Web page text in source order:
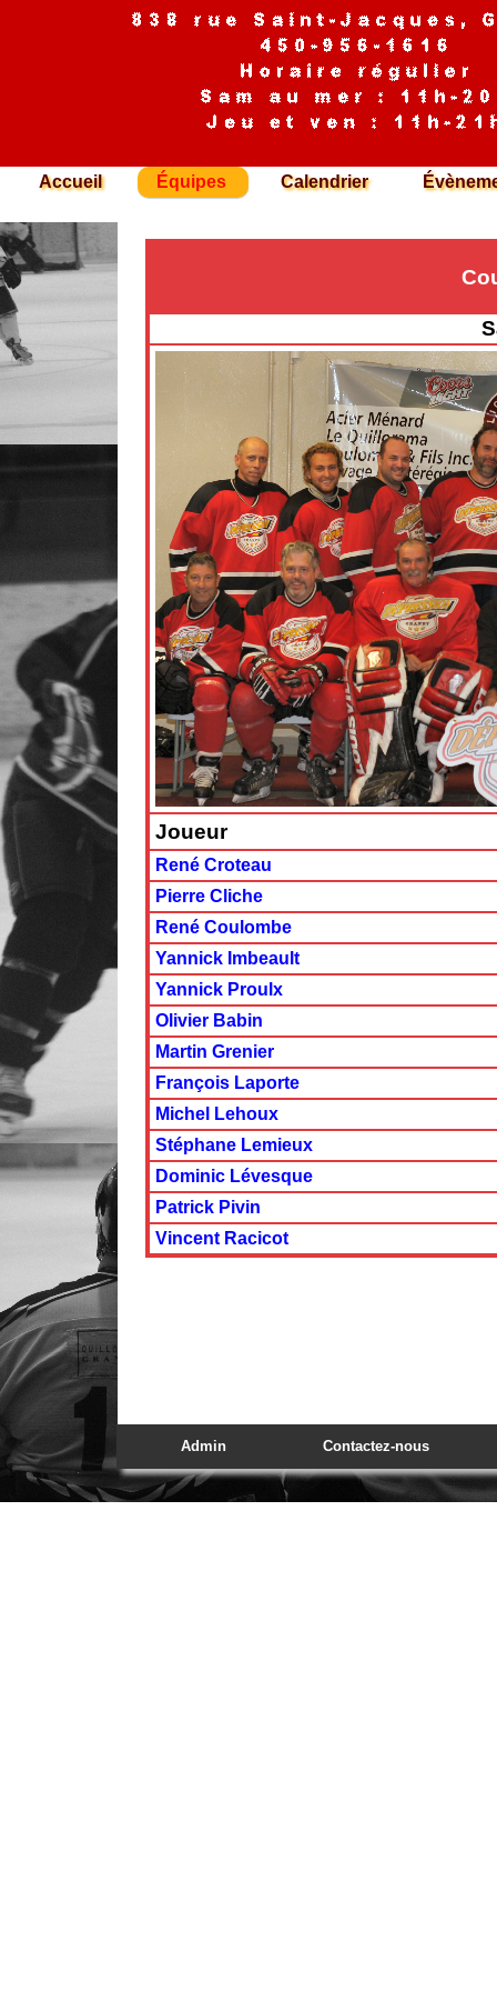
Accueil Équipes Calendrier
Joueur
René Croteau
Pierre Cliche
René Coulombe
Yannick Imbeault
Yannick Proulx
Olivier Babin
Martin Grenier
François Laporte
Michel Lehoux
Stéphane Lemieux
Dominic Lévesque
Patrick Pivin
Vincent Racicot
Admin Contactez-nous